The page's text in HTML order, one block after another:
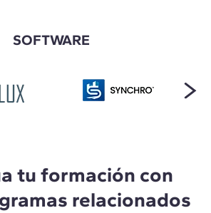
SOFTWARE
tu formación con
relacionados